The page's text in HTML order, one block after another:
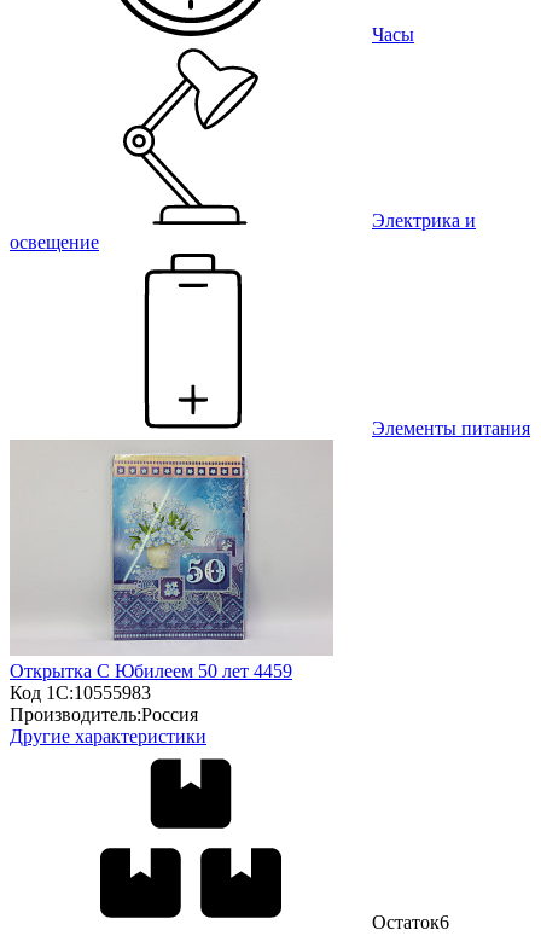
Часы
Электрика и
освещение
Элементы питания
Открытка С Юбилеем 50 лет 4459
Код 1С:10555983
Производитель:Россия
Другие характеристики
Остаток6